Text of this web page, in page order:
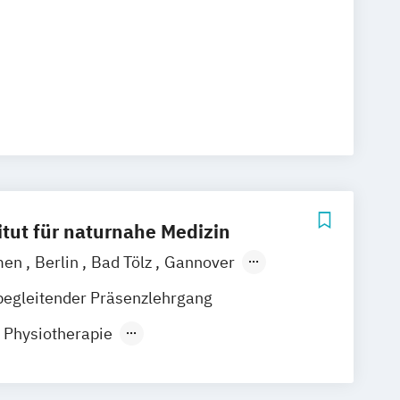
für naturnahe Medizin
Berlin Bad Tölz
Gannover
Darmstadt
Bad Säckingen
Schwerin
Elster München
Präsenzlehrgang
für Psychotherapie